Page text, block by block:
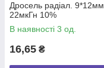
Дросель радіал. 9*12мм
22мкГн 10%
В наявності 3 од.
16,65 ₴